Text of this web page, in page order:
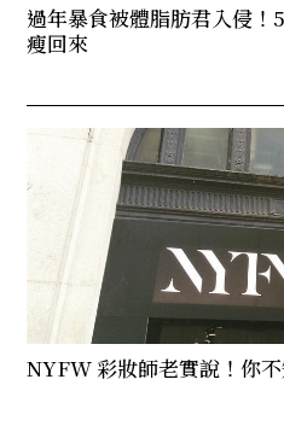
過年暴食被體脂肪君入侵！
瘦回來
NYFW 彩妝師老實說！你